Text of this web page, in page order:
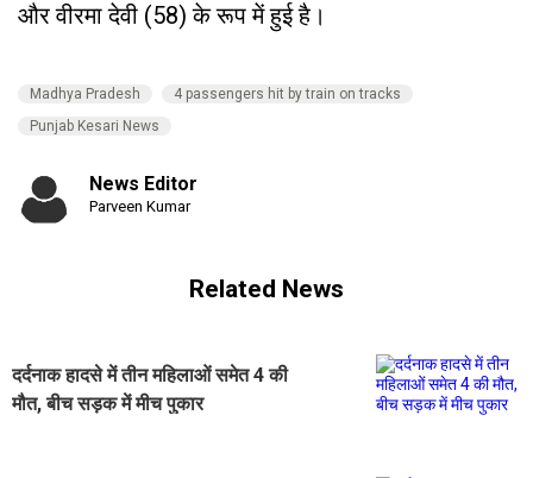
और वीरमा देवी (58) के रूप में हुई है।
Madhya Pradesh
4 passengers hit by train on tracks
Punjab Kesari News
News Editor
Parveen Kumar
Related News
दर्दनाक हादसे में तीन महिलाओं समेत 4 की
मौत, बीच सड़क में मीच पुकार